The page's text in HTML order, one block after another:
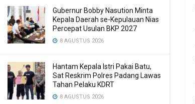
Gubernur Bobby Nasution Minta
Kepala Daerah se-Kepulauan Nias
Percepat Usulan BKP 2027
8 AGUSTUS 2026
Hantam Kepala Istri Pakai Batu,
Sat Reskrim Polres Padang Lawas
Tahan Pelaku KDRT
8 AGUSTUS 2026